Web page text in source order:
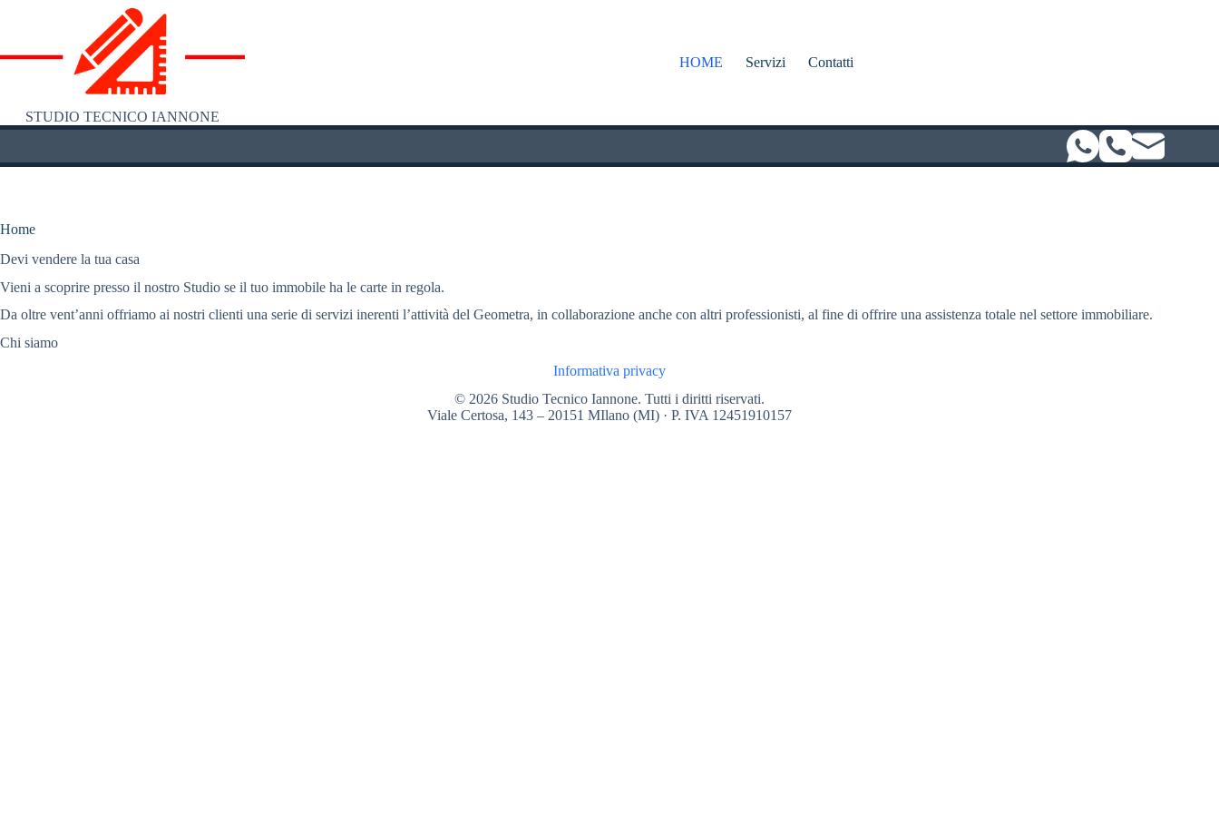
STUDIO TECNICO IANNONE
HOME Servizi Contatti
Home
Devi vendere la tua casa
Vieni a scoprire presso il nostro Studio se il tuo immobile ha le carte in regola.
Da oltre vent’anni offriamo ai nostri clienti una serie di servizi inerenti l’attività del Geometra, in collaborazione anche con altri professionisti, al fine di offrire una assistenza totale nel settore immobiliare.
Chi siamo
Informativa privacy
© 2026 Studio Tecnico Iannone. Tutti i diritti riservati.
Viale Certosa, 143 – 20151 MIlano (MI) · P. IVA 12451910157